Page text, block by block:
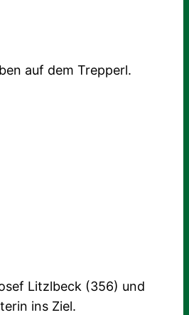
auf dem Trepperl.
Litzlbeck (356) und
ins Ziel.